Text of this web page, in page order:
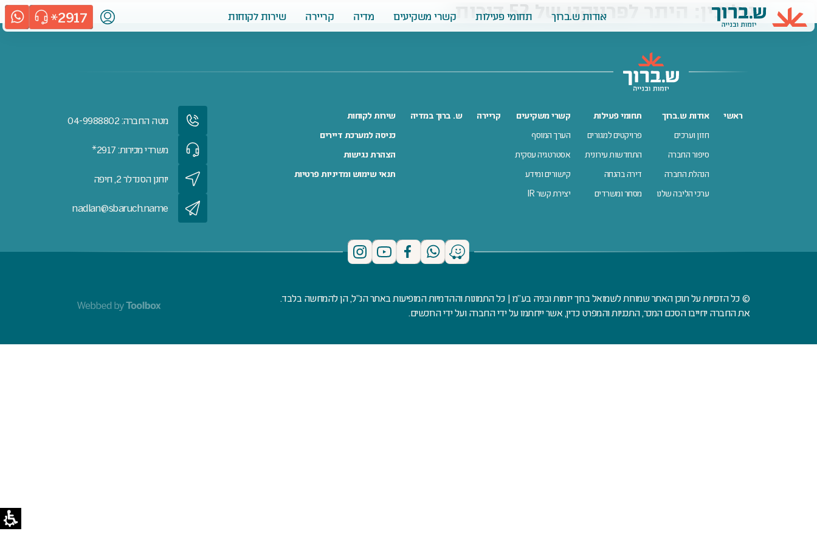
to
content
אודות ש.ברוך תחומי פעילות קשרי משקיעים מדיה קריירה שירות לקוחות 2917 אליכין: היתר לפרויקט של 52 דירות
ראשי
אודות ש.ברוך
חזון וערכים
סיפור החברה
הנהלת החברה
ערכי הליבה שלנו
תחומי פעילות
פרויקטים למגורים
התחדשות עירונית
דירה בהנחה
מסחר ומשרדים
קשרי משקיעים
הערך המוסף
אסטרטגיה עסקית
קישורים ומידע
יצירת קשר IR
קריירה ש. ברוך במדיה
שירות לקוחות
כניסה למערכת דיירים
הצהרת נגישות
תנאי שימוש ומדיניות פרטיות
מטה החברה: 04-9988802
משרדי מכירות: 2917*
יוחנן הסנדלר 2, חיפה
nadlan@sbaruch.name
© כל הזכויות על תוכן האתר שמורות לשמואל ברוך יזמות ובניה בע"מ | כל התמונות וההדמיות המופיעות באתר הנ"ל, הן להמחשה בלבד.
את החברה יחייבו הסכם המכר, התכניות והמפרט כדין, אשר ייחתמו על ידי החברה ועל ידי הרוכשים.